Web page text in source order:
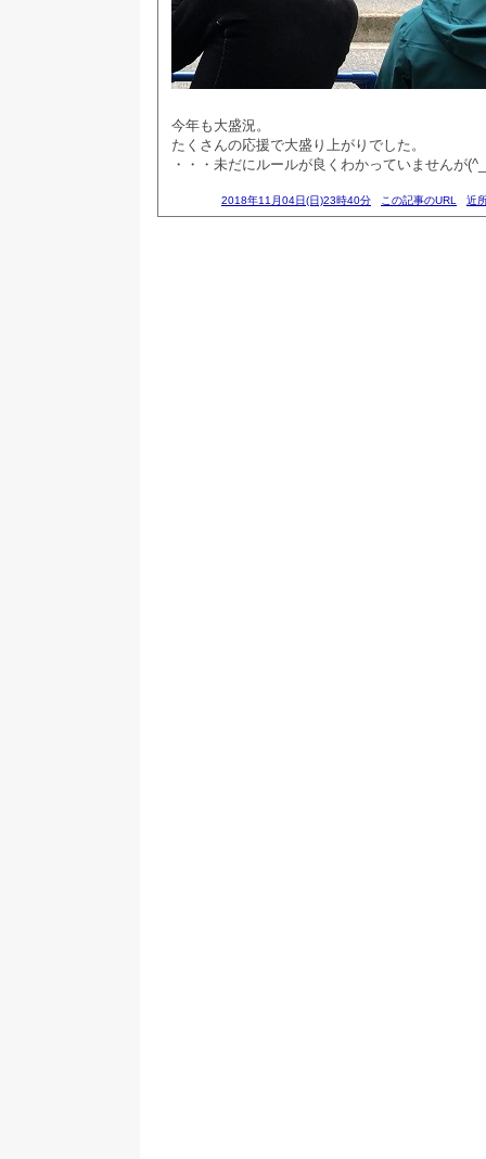
今年も大盛況。
たくさんの応援で大盛り上がりでした。
・・・未だにルールが良くわかっていませんが
2018年11月04日(日)23時40分 この記事のURL 近